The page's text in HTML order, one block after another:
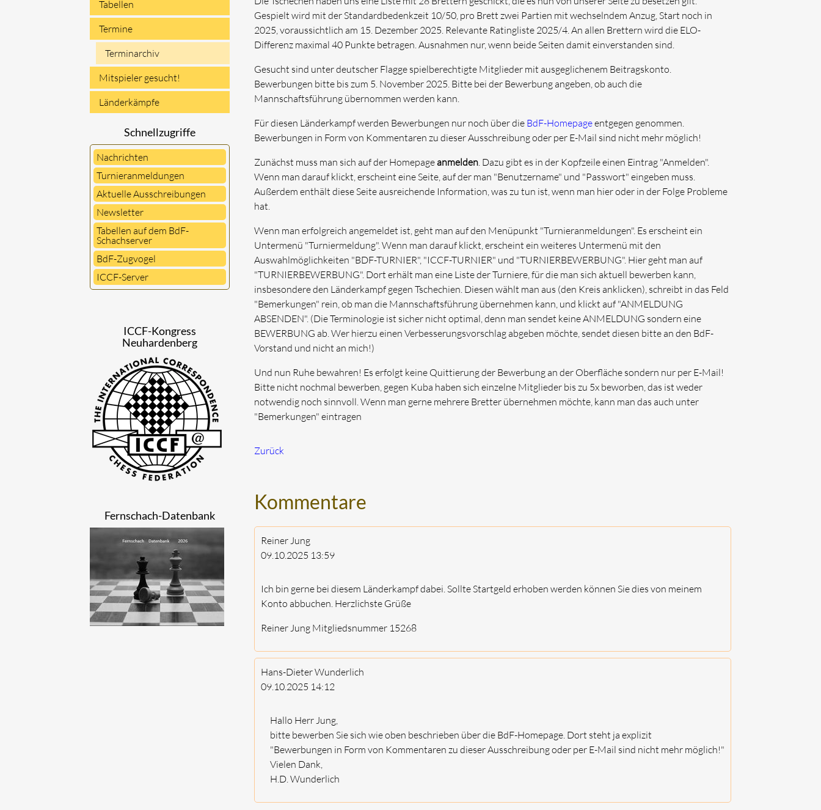
Gespielt wird mit der Standardbedenkzeit 10/50, pro Brett zwei Partien mit wechselndem Anzug, Start noch in
2025, voraussichtlich am 15. Dezember 2025. Relevante Ratingliste 2025/4. An allen Brettern wird die ELO-
Differenz maximal 40 Punkte betragen. Ausnahmen nur, wenn beide Seiten damit einverstanden sind.
Gesucht sind unter deutscher Flagge spielberechtigte Mitglieder mit ausgeglichenem Beitragskonto.
Bewerbungen bitte bis zum 5. November 2025. Bitte bei der Bewerbung angeben, ob auch die
Mannschaftsführung übernommen werden kann.
Für diesen Länderkampf werden Bewerbungen nur noch über die BdF-Homepageentgegen genommen.
Bewerbungen in Form von Kommentaren zu dieser Ausschreibung oder per E-Mail sind nicht mehr möglich!
Zunächst muss man sich auf der Homepageanmelden. Dazu gibt es in der Kopfzeile einen Eintrag "Anmelden".
Wenn man darauf klickt, erscheint eine Seite, auf der man "Benutzername" und "Passwort" eingeben muss.
Außerdem enthält diese Seite ausreichende Information, was zu tun ist, wenn man hier oder in der Folge Probleme
hat.
Wenn man erfolgreich angemeldet ist, geht man auf den Menüpunkt "Turnieranmeldungen". Es erscheint ein
Untermenü "Turniermeldung". Wenn man darauf klickt, erscheint ein weiteres Untermenü mit den
Auswahlmöglichkeiten "BDF-TURNIER", "ICCF-TURNIER" und "TURNIERBEWERBUNG". Hier geht man auf
"TURNIERBEWERBUNG". Dort erhält man eine Liste der Turniere, für die man sich aktuell bewerben kann,
insbesondere den Länderkampf gegen Tschechien. Diesen wählt man aus (den Kreis anklicken), schreibt in das Feld
"Bemerkungen" rein, ob man die Mannschaftsführung übernehmen kann, und klickt auf "ANMELDUNG
ABSENDEN". (Die Terminologie ist sicher nicht optimal, denn man sendet keine ANMELDUNG sondern eine
BEWERBUNG ab. Wer hierzu einen Verbesserungsvorschlag abgeben möchte, sendet diesen bitte an den BdF-
Vorstand und nicht an mich!)
Und nun Ruhe bewahren! Es erfolgt keine Quittierung der Bewerbung an der Oberfläche sondern nur per E-Mail!
Bitte nicht nochmal bewerben, gegen Kuba haben sich einzelne Mitglieder bis zu 5x beworben, das ist weder
notwendig noch sinnvoll. Wenn man gerne mehrere Bretter übernehmen möchte, kann man das auch unter
"Bemerkungen" eintragen
Zurück
Kommentare
Reiner Jung
09.10.2025 13:59
Ich bin gerne bei diesem Länderkampf dabei. Sollte Startgeld erhoben werden können Sie dies von meinem
Konto abbuchen. Herzlichste Grüße
Reiner Jung Mitgliedsnummer 15268
Hans-Dieter Wunderlich
09.10.2025 14:12
Hallo Herr Jung,
bitte bewerben Sie sich wie oben beschrieben über die BdF-Homepage. Dort steht ja explizit
"Bewerbungen in Form von Kommentaren zu dieser Ausschreibung oder per E-Mail sind nicht mehr möglich!"
Vielen Dank,
H.D. Wunderlich
Tabellen
Termine
Terminarchiv
Mitspieler gesucht!
Länderkämpfe
Schnellzugriffe
Nachrichten
Turnieranmeldungen
Aktuelle Ausschreibungen
Newsletter
Tabellen auf dem BdF-
Schachserver
BdF-Zugvogel
ICCF-Server
ICCF-Kongress
Neuhardenberg
Fernschach-Datenbank